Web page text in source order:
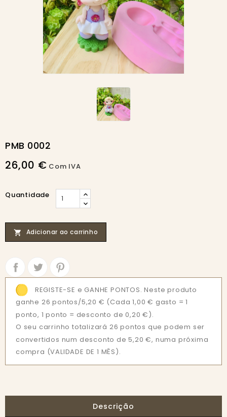
PMB 0002
26,00 € Com IVA
Quantidade
 Adicionar ao carrinho
REGISTE-SE e GANHE PONTOS. Neste produto
ganhe 26 pontos/5,20 € (Cada 1,00 € gasto = 1
ponto, 1 ponto = desconto de 0,20 €).
O seu carrinho totalizará 26 pontos que podem ser
convertidos num desconto de 5,20 €, numa próxima
compra (VALIDADE DE 1 MÊS).
Descrição